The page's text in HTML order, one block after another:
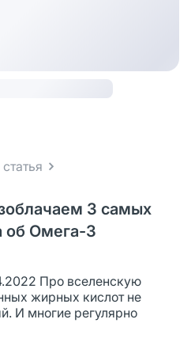
3 самых
об Омега-3
Про вселенскую
жирных кислот не
И многие регулярно